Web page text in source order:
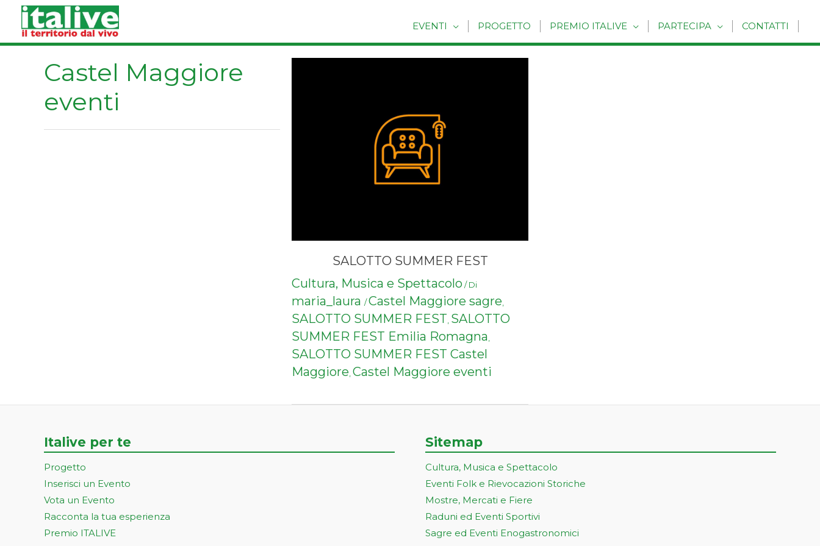
contenuto
EVENTI PROGETTO PREMIO ITALIVE PARTECIPA CONTATTI
Castel Maggiore
eventi
SALOTTO SUMMER FEST
Cultura, Musica e Spettacolo / Di
maria_laura /Castel Maggiore sagre,
SALOTTO SUMMER FEST, SALOTTO
SUMMER FEST Emilia Romagna,
SALOTTO SUMMER FEST Castel
Maggiore,Castel Maggiore eventi
Italive per te
Progetto
Inserisci un Evento
Vota un Evento
Racconta la tua esperienza
Premio ITALIVE
Sitemap
Cultura, Musica e Spettacolo
Eventi Folk e Rievocazioni Storiche
Mostre, Mercati e Fiere
Raduni ed Eventi Sportivi
Sagre ed Eventi Enogastronomici